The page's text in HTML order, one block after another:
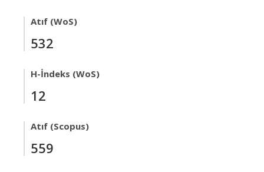
Atıf (WoS)
532
H-İndeks (WoS)
12
Atıf (Scopus)
559